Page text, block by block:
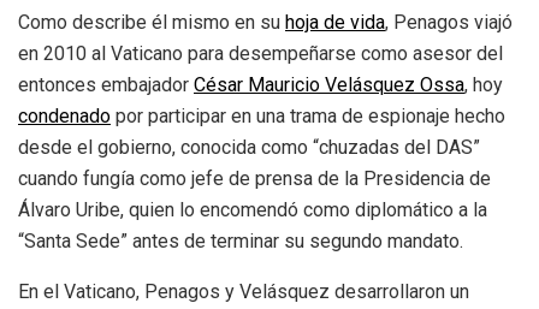
Como describe él mismo en su hoja de vida, Penagos viajó
en 2010 al Vaticano para desempeñarse como asesor del
entonces embajador César Mauricio Velásquez Ossa, hoy
condenado por participar en una trama de espionaje hecho
desde el gobierno, conocida como “chuzadas del DAS”
cuando fungía como jefe de prensa de la Presidencia de
Álvaro Uribe, quien lo encomendó como diplomático a la
“Santa Sede” antes de terminar su segundo mandato.
En el Vaticano, Penagos y Velásquez desarrollaron un